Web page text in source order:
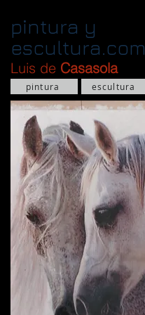
pintura y
escultura.com
Luis de Casasola
pintura escultura